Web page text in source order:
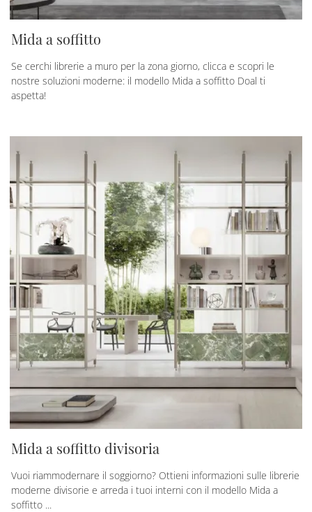
Mida a soffitto
Se cerchi librerie a muro per la zona giorno, clicca e scopri le
nostre soluzioni moderne: il modello Mida a soffitto Doal ti
aspetta!
Mida a soffitto divisoria
Vuoi riammodernare il soggiorno? Ottieni informazioni sulle librerie
moderne divisorie e arreda i tuoi interni con il modello Mida a
soffitto ...